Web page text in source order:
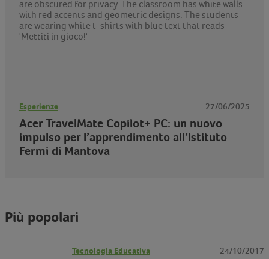
Esperienze 27/06/2025
Acer TravelMate Copilot+ PC: un nuovo
impulso per l’apprendimento all’Istituto
Fermi di Mantova
Più popolari
Tecnologia Educativa 24/10/2017